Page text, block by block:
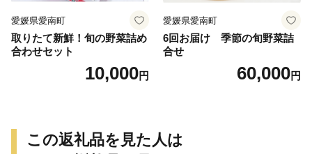
愛媛県愛南町
取りたて新鮮！旬の野菜詰め
合わせセット
10,000円
愛媛県愛南町
6回お届け 季節の旬野菜詰
合せ
60,000円
この返礼品を見た人は